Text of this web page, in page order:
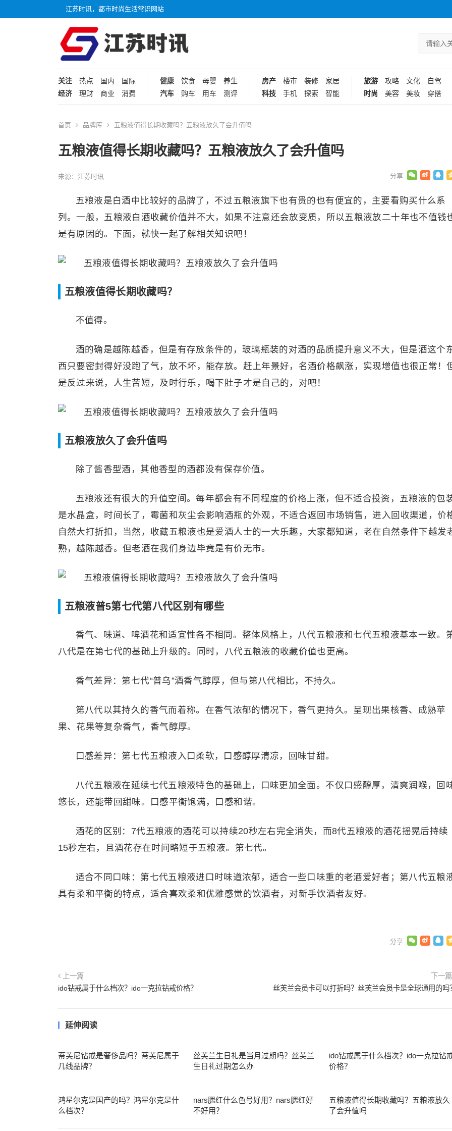
江苏时讯，都市时尚生活常识网站
关注 热点 国内
国际
经济
理财 商业 消费
健康 饮食 母婴
养生
汽车
购车 用车 测评
房产 楼市 装修
家居
科技
手机 探索 智能
旅游 攻略 文化
自驾
时尚
美容 美妆 穿搭
首页 品牌库 五粮液值得长期收藏吗？五粮液放久了会升值吗
五粮液值得长期收藏吗？五粮液放久了会升值吗
来源：江苏时讯
五粮液是白酒中比较好的品牌了，不过五粮液旗下也有贵的也有便宜的，主要看购买什么系
列。一般，五粮液白酒收藏价值并不大，如果不注意还会放变质，所以五粮液放二十年也不值钱
是有原因的。下面，就快一起了解相关知识吧！
五粮液值得长期收藏吗？
不值得。
酒的确是越陈越香，但是有存放条件的，玻璃瓶装的对酒的品质提升意义不大，但是酒这个
西只要密封得好没跑了气，放不坏，能存放。赶上年景好，名酒价格飙涨，实现增值也很正常！
是反过来说，人生苦短，及时行乐，喝下肚子才是自己的，对吧！
五粮液放久了会升值吗
除了酱香型酒，其他香型的酒都没有保存价值。
五粮液还有很大的升值空间。每年都会有不同程度的价格上涨，但不适合投资，五粮液的包
是水晶盒，时间长了，霉菌和灰尘会影响酒瓶的外观，不适合返回市场销售，进入回收渠道，价
自然大打折扣，当然，收藏五粮液也是爱酒人士的一大乐趣，大家都知道，老在自然条件下越发
熟，越陈越香。但老酒在我们身边毕竟是有价无市。
五粮液普5第七代第八代区别有哪些
香气、味道、啤酒花和适宜性各不相同。整体风格上，八代五粮液和七代五粮液基本一致。
八代是在第七代的基础上升级的。同时，八代五粮液的收藏价值也更高。
香气差异：第七代“普乌”酒香气醇厚，但与第八代相比，不持久。
第八代以其持久的香气而着称。在香气浓郁的情况下，香气更持久。呈现出果核香、成熟苹
果、花果等复杂香气，香气醇厚。
口感差异：第七代五粮液入口柔软，口感醇厚清凉，回味甘甜。
八代五粮液在延续七代五粮液特色的基础上，口味更加全面。不仅口感醇厚，清爽润喉，回
悠长，还能带回甜味。口感平衡饱满，口感和谐。
酒花的区别：7代五粮液的酒花可以持续20秒左右完全消失，而8代五粮液的酒花摇晃后持续
15秒左右，且酒花存在时间略短于五粮液。第七代。
适合不同口味：第七代五粮液进口时味道浓郁，适合一些口味重的老酒爱好者；第八代五粮
具有柔和平衡的特点，适合喜欢柔和优雅感觉的饮酒者，对新手饮酒者友好。
上一篇
ido钻戒属于什么档次？ido一克拉钻戒价格？
下一
丝芙兰会员卡可以打折吗？丝芙兰会员卡是全球通用的吗
延伸阅读
蒂芙尼钻戒是奢侈品吗？蒂芙尼属于
几线品牌？
丝芙兰生日礼是当月过期吗？丝芙兰
生日礼过期怎么办
ido钻戒属于什么档次？ido一克拉钻
价格？
鸿星尔克是国产的吗？鸿星尔克是什
么档次？
nars腮红什么色号好用？nars腮红好
不好用？
五粮液值得长期收藏吗？五粮液放久
了会升值吗